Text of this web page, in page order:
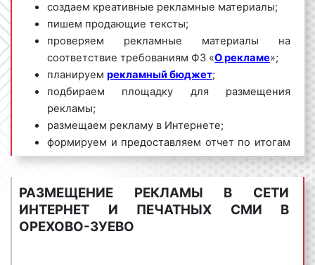
создаем креативные рекламные материалы;
пишем продающие тексты;
проверяем рекламные материалы на
соответствие требованиям ФЗ «О рекламе»;
планируем рекламный бюджет;
подбираем площадку для размещения
рекламы;
размещаем рекламу в Интернете;
формируем и предоставляем отчет по итогам
проведения рекламной кампании.
Мы обладаем большим опытом и необходимыми
знаниями для проведения качественных и
эффективных рекламных кампаний в сети Интернет
РАЗМЕЩЕНИЕ РЕКЛАМЫ В СЕТИ
ИНТЕРНЕТ И ПЕЧАТНЫХ СМИ В
ОРЕХОВО-ЗУЕВО